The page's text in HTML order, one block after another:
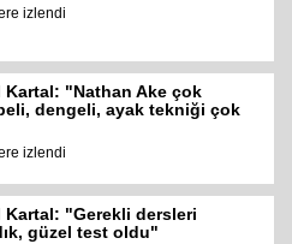
izlendi
Kartal: "Nathan Ake çok
dengeli, ayak tekniği çok
izlendi
Kartal: "Gerekli dersleri
güzel test oldu"